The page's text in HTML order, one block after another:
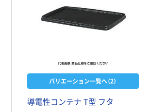
バリエーション一覧へ（2）
導電性コンテナ T型 フタ